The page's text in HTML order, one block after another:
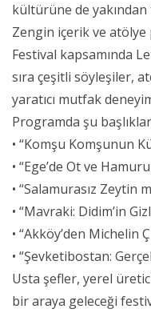
kültürüne de yakından
Zengin içerik ve atölye
Festival kapsamında
sıra çeşitli söyleşiler,
yaratıcı mutfak
Programda şu başlıklar
• “Komşu Komşunun
• “Ege’de Ot ve
• “Salamurasız Zeytin
• “Mavraki: Didim’in
• “Akköy’den Michelin
• “Şevketibostan:
Usta şefler, yerel
bir araya geleceği